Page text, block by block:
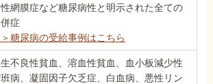
網膜症など糖尿病性と明示された全ての
症
＞糖尿病の受給事例はこちら
不良性貧血、溶血性貧血、血小板減少性
病、凝固因子欠乏症、白血病、悪性リン